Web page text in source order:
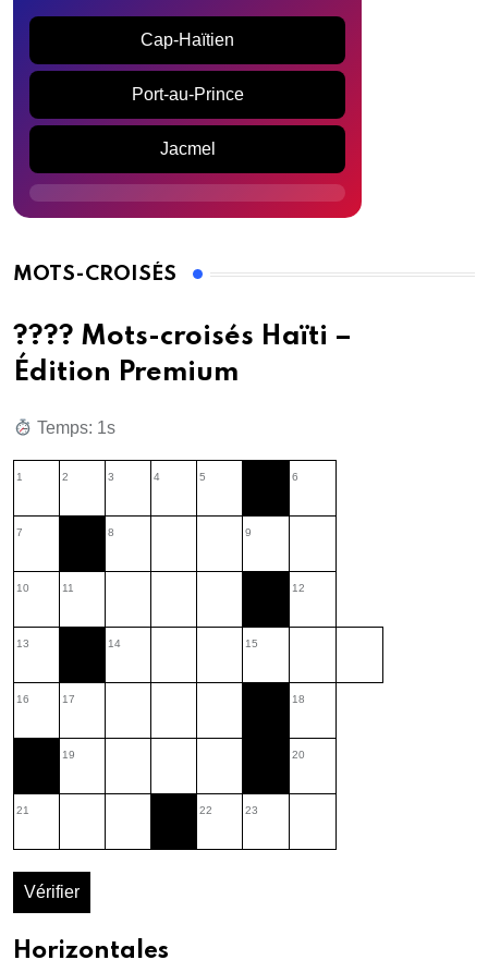
Cap-Haïtien
Port-au-Prince
Jacmel
MOTS-CROISÉS
???? Mots-croisés Haïti –
Édition Premium
Temps: 1s
1 2 3 4 5 6
7 8 9
10 11 12
13 14 15
16 17 18
19 20
21 22 23
Vérifier
Horizontales